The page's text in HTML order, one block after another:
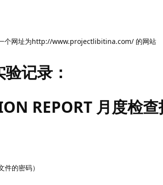
个网址为http://www.projectlibitina.com/ 的网站
记录：
REPORT 月度检
的密码）